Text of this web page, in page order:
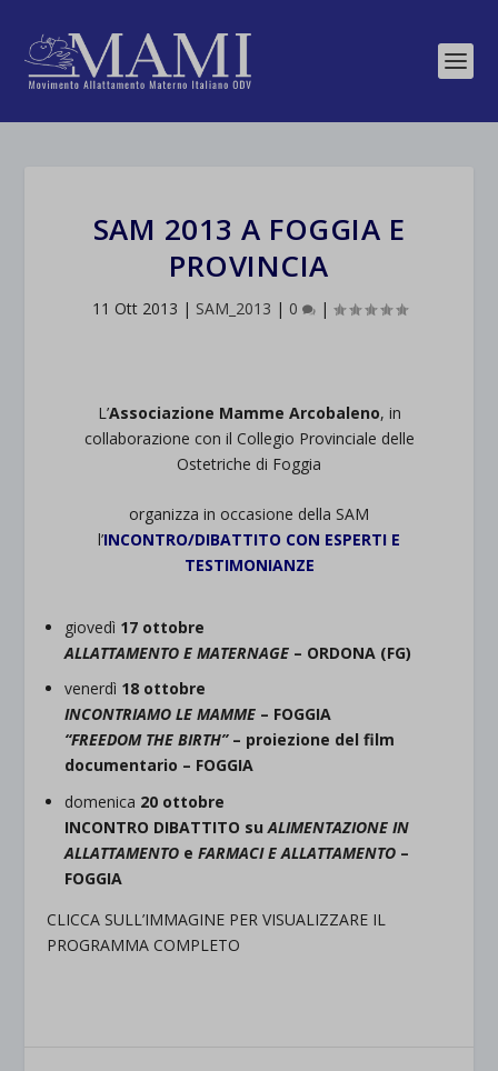
SAM 2013 A FOGGIA E
PROVINCIA
11 Ott 2013 | SAM_2013 | 0 |
L’Associazione Mamme Arcobaleno, in
collaborazione con il Collegio Provinciale delle
Ostetriche di Foggia
organizza in occasione della SAM
l’INCONTRO/DIBATTITO CON ESPERTI E
TESTIMONIANZE
giovedì 17 ottobre
ALLATTAMENTO E MATERNAGE – ORDONA (FG)
venerdì 18 ottobre
INCONTRIAMO LE MAMME – FOGGIA
“FREEDOM THE BIRTH”– proiezione del film
documentario – FOGGIA
domenica 20 ottobre
INCONTRO DIBATTITO suALIMENTAZIONE IN
ALLATTAMENTO eFARMACI E ALLATTAMENTO –
FOGGIA
CLICCA SULL’IMMAGINE PER VISUALIZZARE IL
PROGRAMMA COMPLETO